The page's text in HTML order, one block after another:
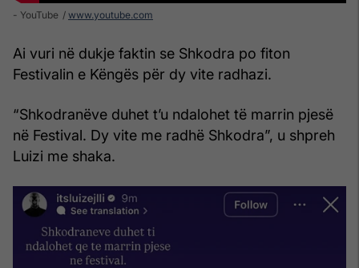
- YouTube www.youtube.com
Ai vuri në dukje faktin se Shkodra po fiton
Festivalin e Këngës për dy vite radhazi.
“Shkodranëve duhet t’u ndalohet të marrin pjesë
në Festival. Dy vite me radhë Shkodra”, u shpreh
Luizi me shaka.